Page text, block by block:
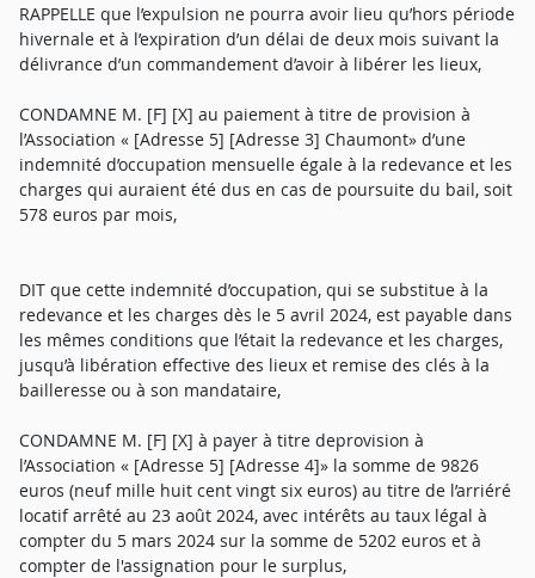
RAPPELLE que l’expulsion ne pourra avoir lieu qu’hors période
hivernale et à l’expiration d’un délai de deux mois suivant la
délivrance d’un commandement d’avoir à libérer les lieux,
CONDAMNE M. [F] [X] au paiement à titre de provision à
l’Association « [Adresse 5] [Adresse 3] Chaumont» d’une
indemnité d’occupation mensuelle égale à la redevance et les
charges qui auraient été dus en cas de poursuite du bail, soit
578 euros par mois,
DIT que cette indemnité d’occupation, qui se substitue à la
redevance et les charges dès le 5 avril 2024, est payable dans
les mêmes conditions que l’était la redevance et les charges,
jusqu’à libération effective des lieux et remise des clés à la
bailleresse ou à son mandataire,
CONDAMNE M. [F] [X] à payer à titre deprovision à
l’Association « [Adresse 5] [Adresse 4]» la somme de 9826
euros (neuf mille huit cent vingt six euros) au titre de l’arriéré
locatif arrêté au 23 août 2024, avec intérêts au taux légal à
compter du 5 mars 2024 sur la somme de 5202 euros et à
compter de l'assignation pour le surplus,